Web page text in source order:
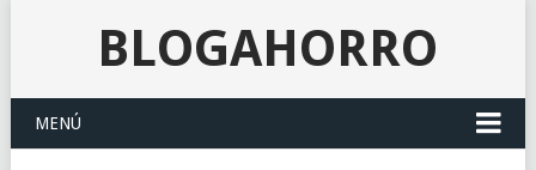
BLOGAHORRO
MENÚ